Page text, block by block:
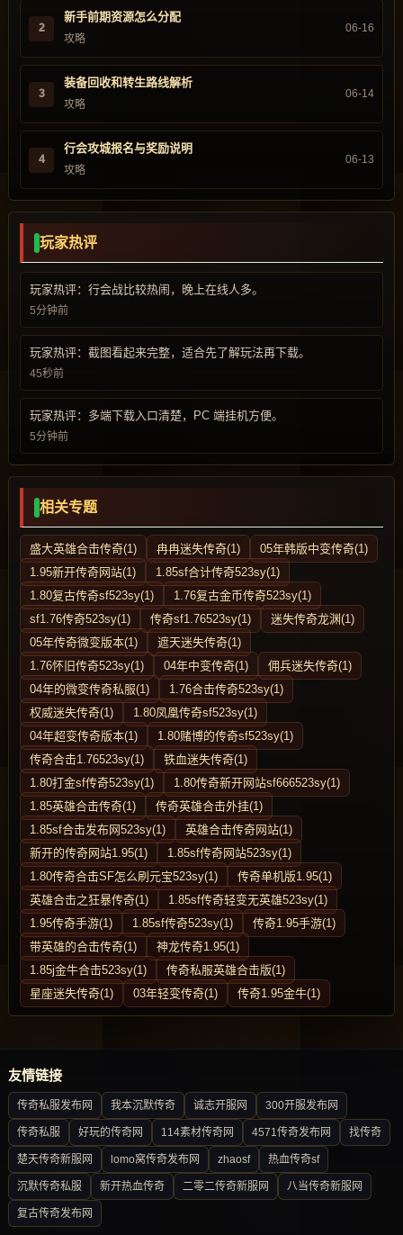
2
新手前期资源怎么分配
攻略
06-16
3
装备回收和转生路线解析
攻略
06-14
4
行会攻城报名与奖励说明
攻略
06-13
玩家热评
玩家热评：行会战比较热闹，晚上在线人多。
5分钟前
玩家热评：截图看起来完整，适合先了解玩法再下载。
45秒前
玩家热评：多端下载入口清楚，PC 端挂机方便。
5分钟前
相关专题
盛大英雄合击传奇(1) 冉冉迷失传奇(1)
05年韩版中变传奇(1)
1.95新开传奇网站(1)
1.85sf合计传奇523sy(1)
1.80复古传奇sf523sy(1)
1.76复古金币传奇523sy(1)
sf1.76传奇523sy(1)
传奇sf1.76523sy(1)
迷失传奇龙渊(1)
05年传奇微变版本(1)
遮天迷失传奇(1)
1.76怀旧传奇523sy(1)
04年中变传奇(1)
佣兵迷失传奇(1)
04年的微变传奇私服(1)
1.76合击传奇523sy(1)
权威迷失传奇(1)
1.80凤凰传奇sf523sy(1)
04年超变传奇版本(1)
1.80赌博的传奇sf523sy(1)
传奇合击1.76523sy(1)
铁血迷失传奇(1)
1.80打金sf传奇523sy(1)
1.80传奇新开网站sf666523sy(1)
1.85英雄合击传奇(1)
传奇英雄合击外挂(1)
1.85sf合击发布网523sy(1)
英雄合击传奇网站(1)
新开的传奇网站1.95(1)
1.85sf传奇网站523sy(1)
1.80传奇合击SF怎么刷元宝523sy(1)
传奇单机版1.95(1)
英雄合击之狂暴传奇(1)
1.85sf传奇轻变无英雄523sy(1)
1.95传奇手游(1)
1.85sf传奇523sy(1)
传奇1.95手游(1)
带英雄的合击传奇(1)
神龙传奇1.95(1)
1.85j金牛合击523sy(1)
传奇私服英雄合击版(1)
星座迷失传奇(1)
03年轻变传奇(1) 传奇1.95金牛(1)
友情链接
传奇私服发布网 我本沉默传奇 诚志开服网 300开服发布网
传奇私服 好玩的传奇网 114素材传奇网 4571传奇发布网 找传奇
楚天传奇新服网 lomo窝传奇发布网 zhaosf 热血传奇sf
沉默传奇私服 新开热血传奇 二零二传奇新服网 八当传奇新服网
复古传奇发布网